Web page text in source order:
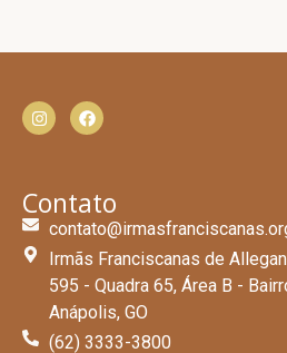
Contato
Irmãs Franciscanas de
595 - Quadra 65, Área B -
Anápolis, GO
(62) 3333-3800